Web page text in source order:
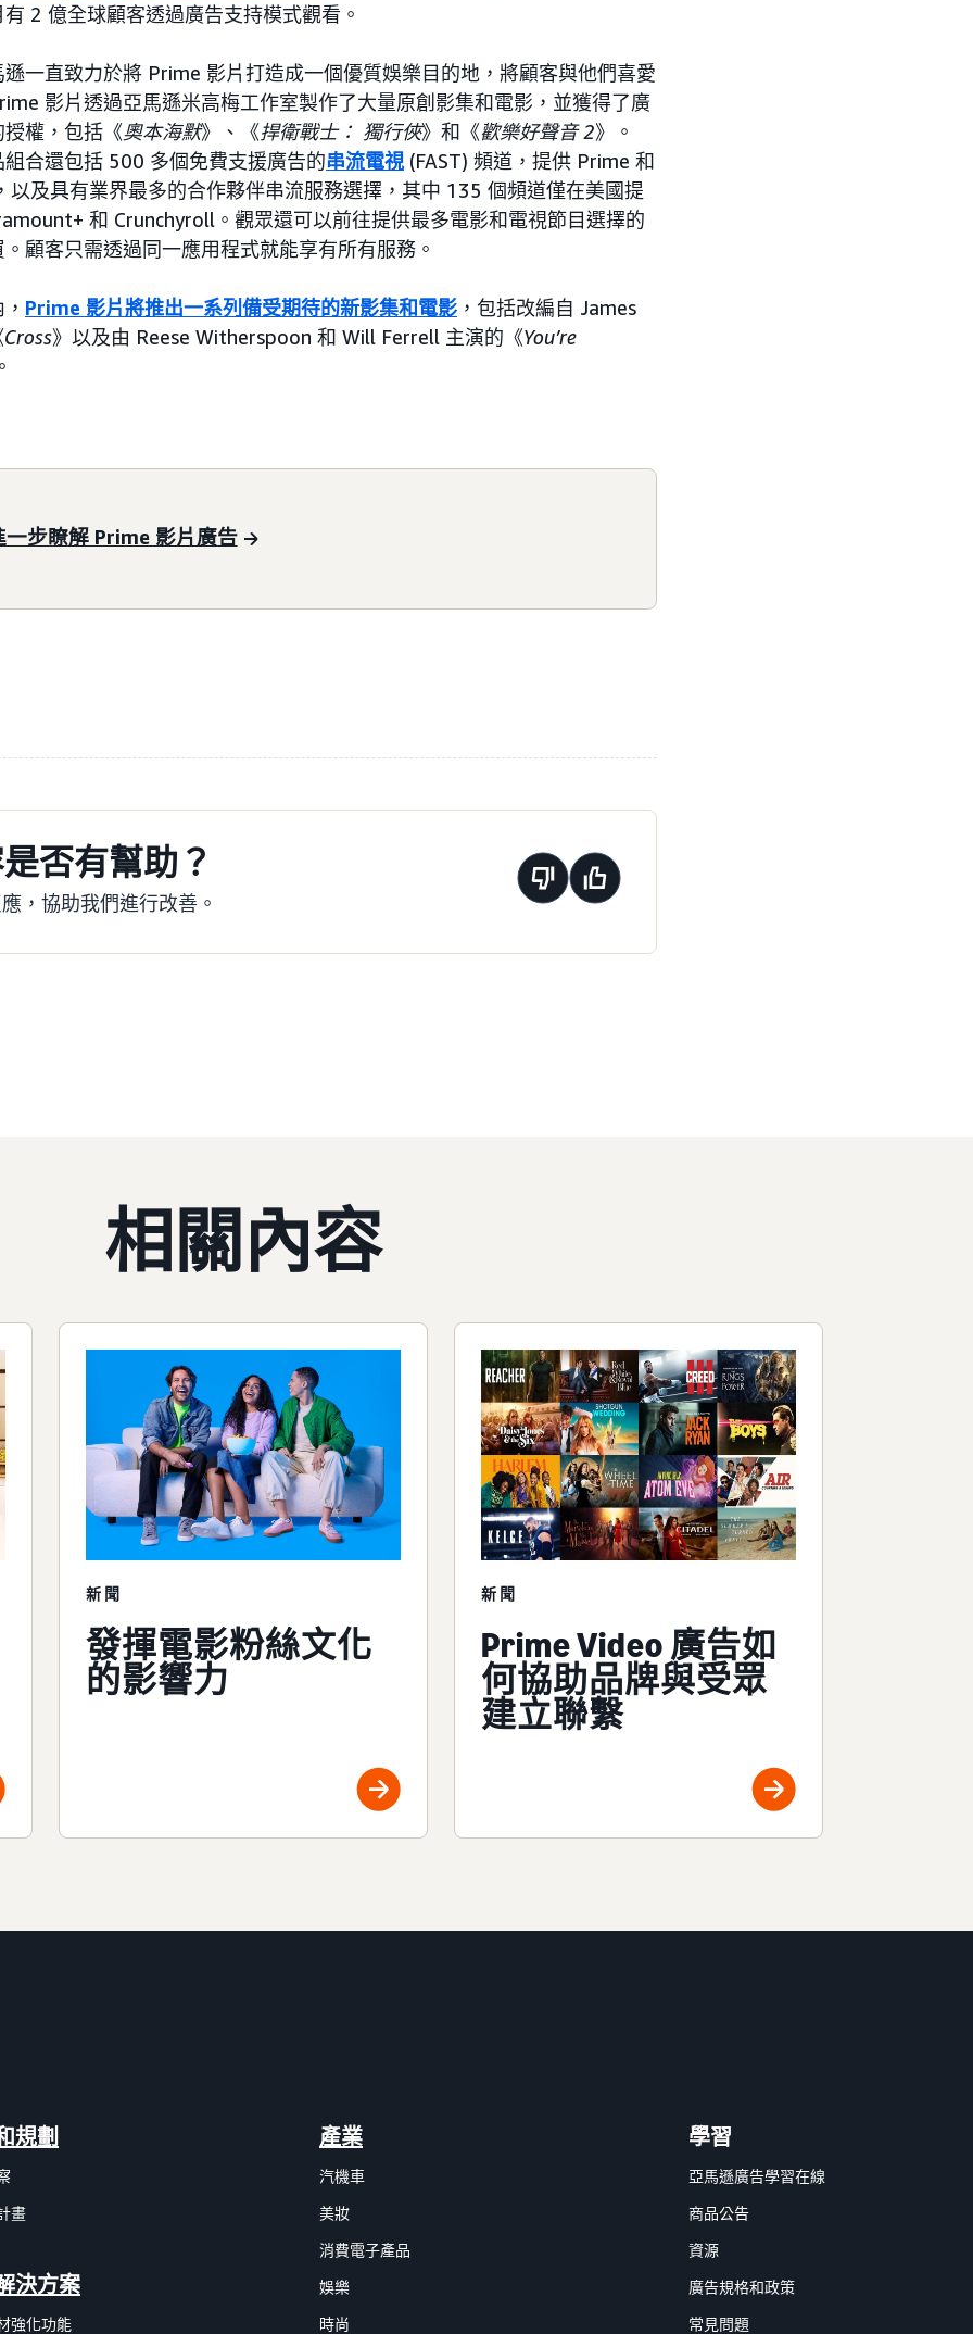
2 億全球顧客透過廣告支持模式觀看。
一直致力於將 Prime 影片打造成一個優質娛樂目的地，將顧客與他們喜愛
影片透過亞馬遜米高梅工作室製作了大量原創影集和電影，並獲得了廣
權，包括《奧本海默》、《捍衛戰士： 獨行俠》和《歡樂好聲音 2》。
合還包括 500 多個免費支援廣告的串流電視(FAST) 頻道，提供 Prime 和
以及具有業界最多的合作夥伴串流服務選擇，其中 135 個頻道僅在美國提
和 Crunchyroll。觀眾還可以前往提供最多電影和電視節目選擇的
顧客只需透過同一應用程式就能享有所有服務。
Prime 影片將推出一系列備受期待的新影集和電影 ，包括改編自 James
Cross》以及由 Reese Witherspoon 和 Will Ferrell 主演的《You’re
一步瞭解 Prime 影片廣告
否有幫助？
，協助我們進行改善。
相關內容
新聞
發揮電影粉絲文化
的影響力
新聞
Prime Video 廣告如
何協助品牌與受眾
建立聯繫
規劃
畫
決方案
強化功能
產業
汽機車
美妝
消費電子產品
娛樂
時尚
學習
亞馬遜廣告學習在線
商品公告
資源
廣告規格和政策
常見問題